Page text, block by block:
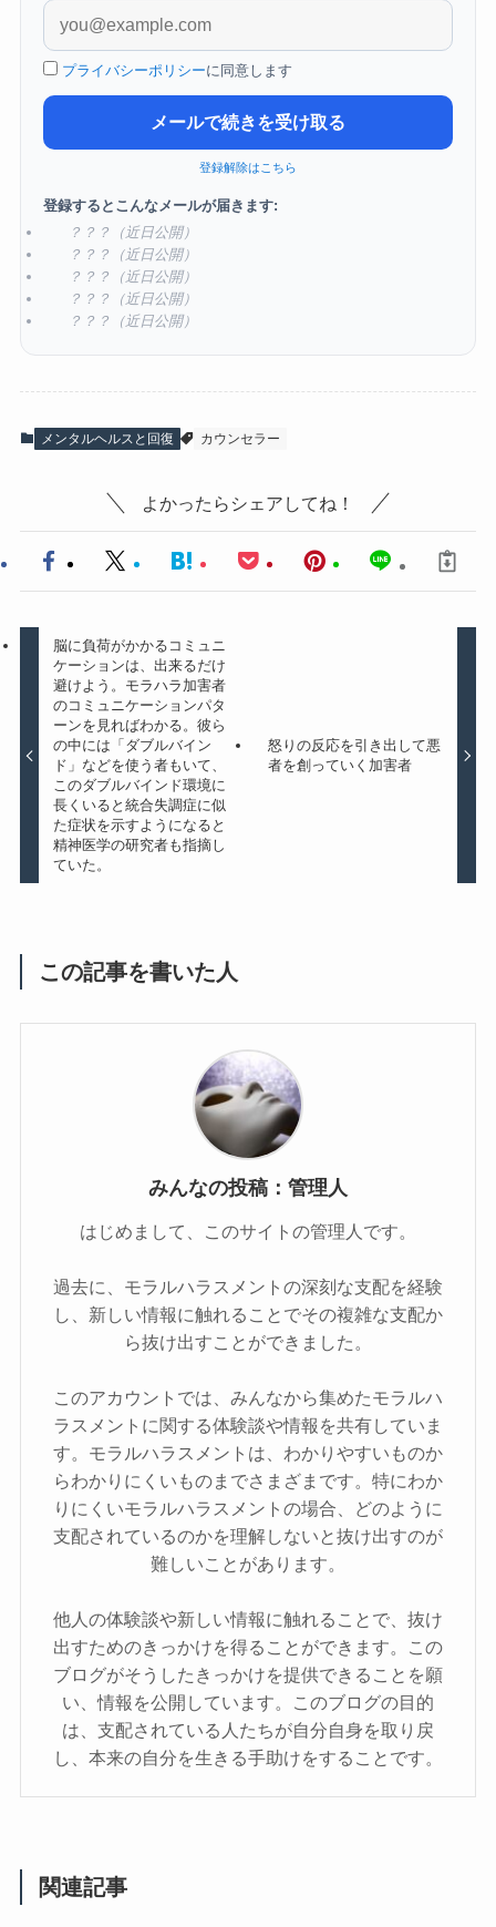
プライバシーポリシーに同意します
メールで続きを受け取る
登録解除はこちら
登録するとこんなメールが届きます:
？？？（近日公開）
？？？（近日公開）
？？？（近日公開）
？？？（近日公開）
？？？（近日公開）
メンタルヘルスと回復 カウンセラー
よかったらシェアしてね！
脳に負荷がかかるコミュニ
ケーションは、出来るだけ
避けよう。モラハラ加害者
のコミュニケーションパタ
ーンを見ればわかる。彼ら
の中には「ダブルバイン
ド」などを使う者もいて、
このダブルバインド環境に
長くいると統合失調症に似
た症状を示すようになると
精神医学の研究者も指摘し
ていた。
怒りの反応を引き出して悪
者を創っていく加害者
この記事を書いた人
みんなの投稿：管理人
はじめまして、このサイトの管理人です。
過去に、モラルハラスメントの深刻な支配を経験
し、新しい情報に触れることでその複雑な支配か
ら抜け出すことができました。
このアカウントでは、みんなから集めたモラルハ
ラスメントに関する体験談や情報を共有していま
す。モラルハラスメントは、わかりやすいものか
らわかりにくいものまでさまざまです。特にわか
りにくいモラルハラスメントの場合、どのように
支配されているのかを理解しないと抜け出すのが
難しいことがあります。
他人の体験談や新しい情報に触れることで、抜け
出すためのきっかけを得ることができます。この
ブログがそうしたきっかけを提供できることを願
い、情報を公開しています。このブログの目的
は、支配されている人たちが自分自身を取り戻
し、本来の自分を生きる手助けをすることです。
関連記事